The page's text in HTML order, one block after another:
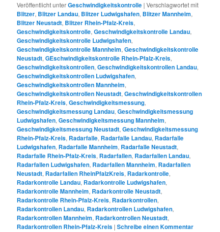
Veröffentlicht unterGeschwindigkeitskontrolle |Verschlagwortet mit
Blitzer, Blitzer Landau, Blitzer Ludwigshafen, Blitzer Mannheim,
Blitzer Neustadt, Blitzer Rhein-Pfalz-Kreis,
Geschwindigkeitskontrolle,Geschwindigkeitskontrolle Landau,
Geschwindigkeitskontrolle Ludwigshafen,
Geschwindigkeitskontrolle Mannheim,Geschwindigkeitskontrolle
Neustadt,GEschwindigkeitskontrolle Rhein-Pfalz-Kreis,
Geschwindigkeitskontrollen,Geschwindigkeitskontrollen Landau,
Geschwindigkeitskontrollen Ludwigshafen,
Geschwindigkeitskontrollen Mannheim,
Geschwindigkeitskontrollen Neustadt,Geschwindigkeitskontrollen
Rhein-Pfalz-Kreis,Geschwindigkeitsmessung,
Geschwindigkeitsmessung Landau,Geschwindigkeitsmessung
Ludwigshafen,Geschwindigkeitsmessung Mannheim,
Geschwindigkeitsmessung Neustadt,Geschwindigkeitsmessung
Rhein-Pfalz-Kreis, Radarfalle, Radarfalle Landau, Radarfalle
Ludwigshafen, Radarfalle Mannheim, Radarfalle Neustadt,
Radarfalle Rhein-Pfalz-Kreis, Radarfallen, Radarfallen Landau,
Radarfallen Ludwigshafen, Radarfallen Mannheim, Radarfallen
Neustadt, Radarfallen RheinPfalzKreis, Radarkontrolle,
Radarkontrolle Landau, Radarkontrolle Ludwigshafen,
Radarkontrolle Mannheim, Radarkontrolle Neustadt,
Radarkontrolle Rhein-Pfalz-Kreis, Radarkontrollen,
Radarkontrollen Landau, Radarkontrollen Ludwigshafen,
Radarkontrollen Mannheim, Radarkontrollen Neustadt,
Radarkontrollen Rhein-Pfalz-Kreis |Schreibe einen Kommentar